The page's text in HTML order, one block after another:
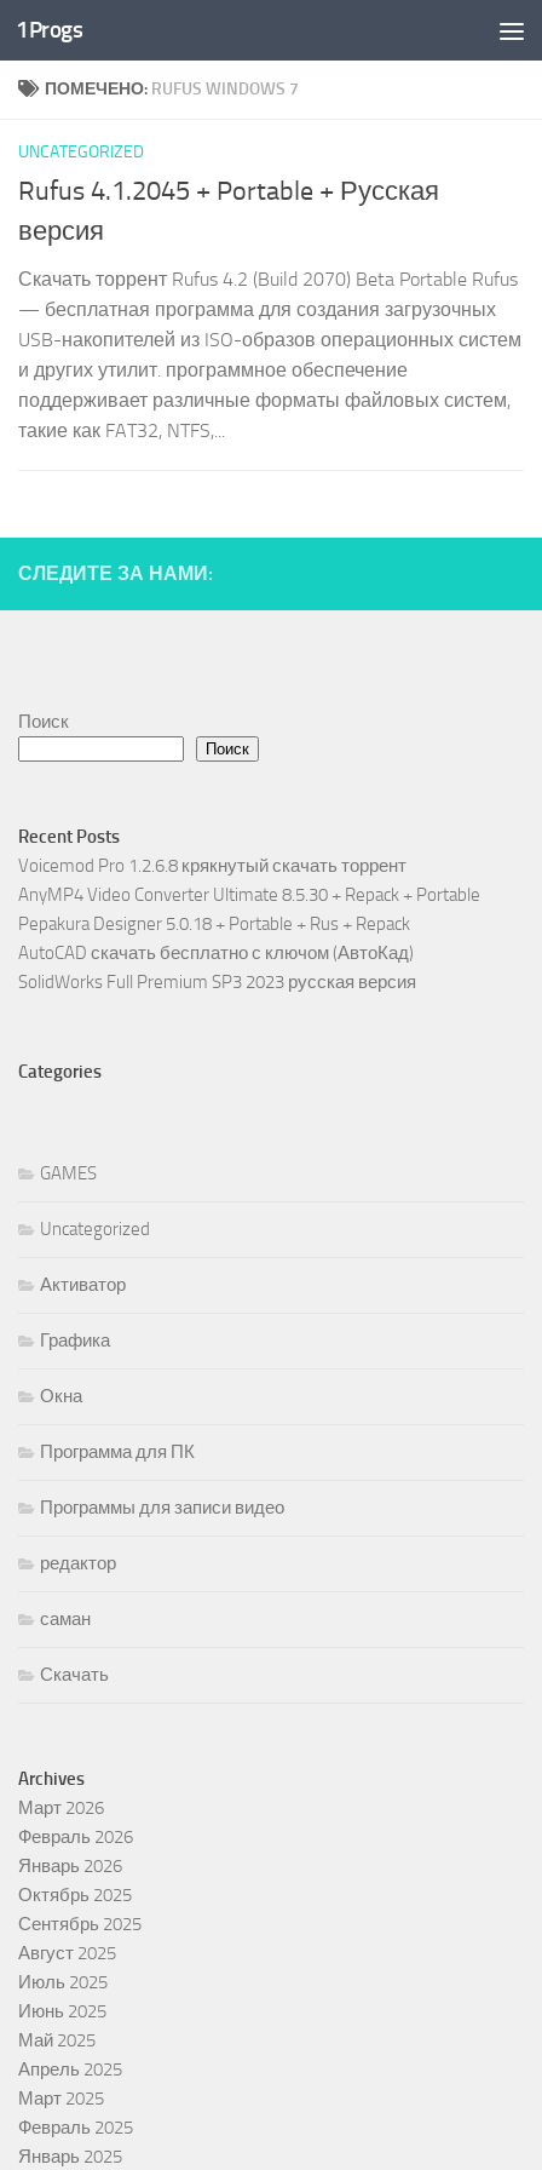
Перейти к содержимому
1Progs
ПОМЕЧЕНО: RUFUS WINDOWS 7
UNCATEGORIZED
Rufus 4.1.2045 + Portable + Русская
версия
Скачать торрент Rufus 4.2 (Build 2070) Beta Portable Rufus
— бесплатная программа для создания загрузочных
USB-накопителей из ISO-образов операционных систем
и других утилит. программное обеспечение
поддерживает различные форматы файловых систем,
такие как FAT32, NTFS,...
СЛЕДИТЕ ЗА НАМИ:
Поиск
Поиск
Recent Posts
Voicemod Pro 1.2.6.8 крякнутый скачать торрент
AnyMP4 Video Converter Ultimate 8.5.30 + Repack + Portable
Pepakura Designer 5.0.18 + Portable + Rus + Repack
AutoCAD скачать бесплатно с ключом (АвтоКад)
SolidWorks Full Premium SP3 2023 русская версия
Categories
GAMES
Uncategorized
Активатор
Графика
Окна
Программа для ПК
Программы для записи видео
редактор
саман
Скачать
Archives
Март 2026
Февраль 2026
Январь 2026
Октябрь 2025
Сентябрь 2025
Август 2025
Июль 2025
Июнь 2025
Май 2025
Апрель 2025
Март 2025
Февраль 2025
Январь 2025